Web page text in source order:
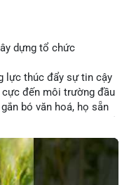
dựng tổ chức
lực thúc đẩy sự tin cậy
đến môi trường đầu
bó văn hoá, họ sẵn
Sự tăng cường niềm
chi phí vốn và thúc
nghệ tài chính. Các
để xây dựng chiến lược